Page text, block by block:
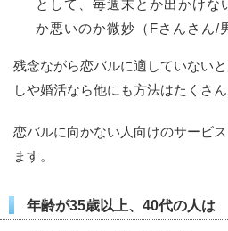
として、毎週末とか出かけな
か悪いのか微妙（Fさんさん/
残念ながら恋バルに適していない
しや婚活なら他にも方法はたくさん
恋バルに向かない人向けのサービ
ます。
年齢が35歳以上、40代の人は